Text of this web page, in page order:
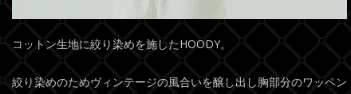
コットン生地に絞り染めを施したHOODY。
絞り染めのためヴィンテージの風合いを醸し出し胸部分のワッペン